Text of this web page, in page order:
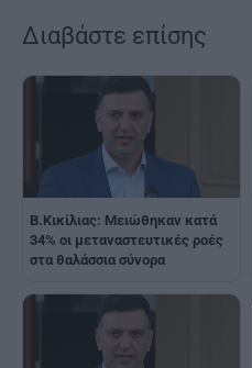
Διαβάστε επίσης
B.Κικίλιας: Μειώθηκαν κατά
34% οι μεταναστευτικές ροές
στα θαλάσσια σύνορα